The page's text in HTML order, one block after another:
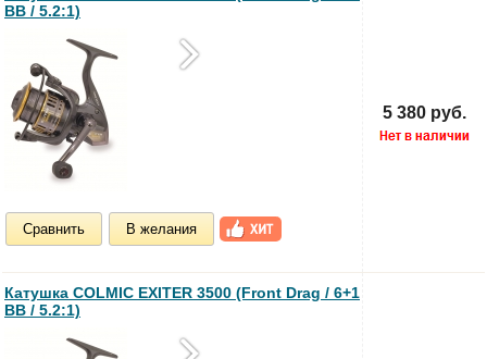
BB / 5.2:1)
Сравнить В желания
5 380 руб.
Катушка COLMIC EXITER 3500 (Front Drag / 6+1
BB / 5.2:1)